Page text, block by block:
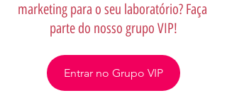
marketing para o seu laboratório? Faça
parte do nosso grupo VIP!
Entrar no Grupo VIP